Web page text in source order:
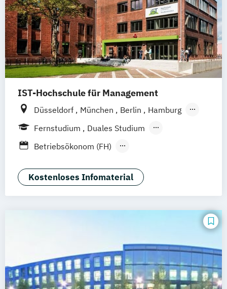
IST-Hochschule für Management
Düsseldorf München Berlin
Hamburg
Weil am Rhein
Frankfurt am Main
Fernstudium
Duales Studium
Fernlehrgang
Betriebsökonom (FH)
Business Administration (dual)
Digitalisierungsmanagement
Kommunikation & Eventmanagement
(dual)
Kommunikation & Medienmanagement
Kostenloses Infomaterial